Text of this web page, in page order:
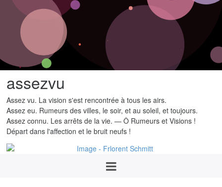
assezvu
Assez vu. La vision s'est rencontrée à tous les airs.
Assez eu. Rumeurs des villes, le soir, et au soleil, et toujours.
Assez connu. Les arrêts de la vie. — Ô Rumeurs et Visions !
Départ dans l'affection et le bruit neufs !